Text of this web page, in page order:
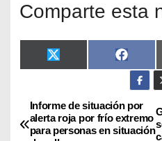
Comparte esta
X
(
i
t
t
e
F
a
e
b
o
o
k
Informe de situación por
alerta roja por frío extremo
para personas en situación